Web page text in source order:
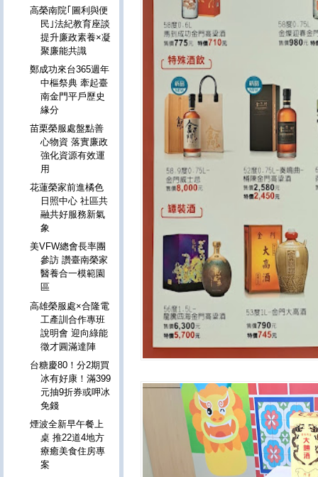
高榮南院｢圖利與便
民｣法紀教育座談
提升廉政素養×凝
聚廉能共識
鄭成功來台365週年
中樞祭典 牽起臺
南金門平戶歷史
緣分
苗栗榮服處盤點善
心物資 落實廉政
強化資源有效運
用
花蓮榮家前進橘色
日照中心 社區共
融共好服務新氣
象
美VFW總會長率團
參訪 讚臺南榮家
醫養合一模範園
區
高雄榮服處×合隆電
工產訓合作專班
說明會 迎向綠能
徵才圓滿達陣
台糖慶80！分2期買
冰有好康！滿399
元抽9折券或呷冰
免錢
煙波全新早午餐上
桌 推22道4地方
療癒美食住房專
案